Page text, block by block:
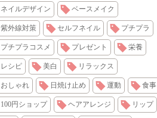
ネイルデザイン ベースメイク
紫外線対策 セルフネイル プチプラ
プチプラコスメ プレゼント 栄養
レシピ 美白 リラックス
おしゃれ 日焼け止め 運動 食事
100円ショップ ヘアアレンジ リップ